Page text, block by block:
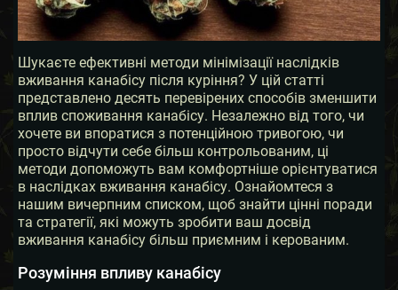
Шукаєте ефективні методи мінімізації наслідків
вживання канабісу після куріння? У цій статті
представлено десять перевірених способів зменшити
вплив споживання канабісу. Незалежно від того, чи
хочете ви впоратися з потенційною тривогою, чи
просто відчути себе більш контрольованим, ці
методи допоможуть вам комфортніше орієнтуватися
в наслідках вживання канабісу. Ознайомтеся з
нашим вичерпним списком, щоб знайти цінні поради
та стратегії, які можуть зробити ваш досвід
вживання канабісу більш приємним і керованим.
Розуміння впливу канабісу